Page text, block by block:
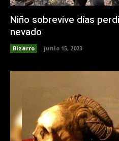
Niño sobrevive días
nevado
Bizarro junio 15, 2023